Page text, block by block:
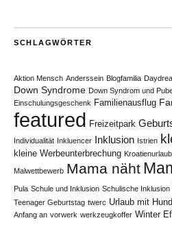
SCHLAGWÖRTER
Aktion Mensch Anderssein Blogfamilia
Down Syndrome Down Syndrom und
Einschulungsgeschenk Familienausflug
featured Freizeitpark
Individualität Inkluencer Inklusion Istrien
kleine Werbeunterbrechung Kroatienurlaub
Malwettbewerb Mama näht
Pula Schule und Inklusion Schulische Inklusion
Teenager Geburtstag twerc Urlaub mit Hund
Anfang an vorwerk werkzeugkoffer Winter